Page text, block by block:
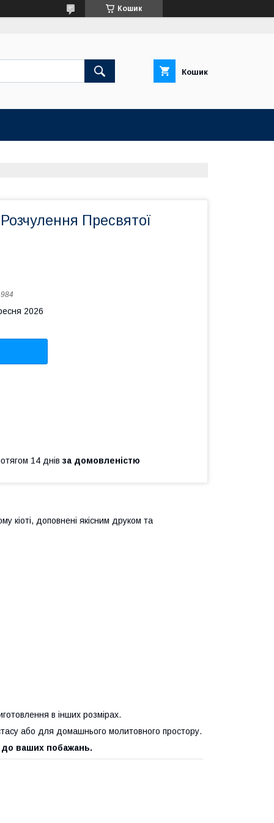
Кошик
Кошик
Пресвятої
984
2026
14 днів за домовленістю
кіоті, доповнені якісним друком та
в інших розмірах.
або для домашнього молитовного простору.
до ваших побажань.